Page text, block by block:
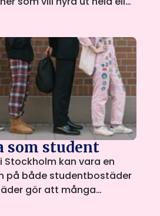
Plattformen drivs av
mer transparent och mer
Så att alla studenter
under studietiden.
som student
kan vara en
på både studentbostäder
gör att många
leta efter alternativ